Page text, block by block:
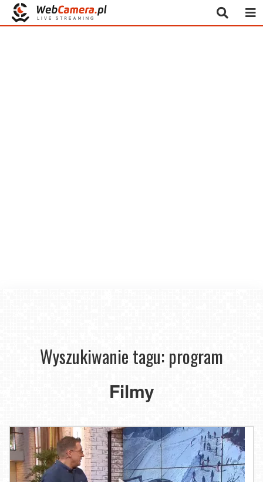
Wyszukiwanie tagu: program
Filmy